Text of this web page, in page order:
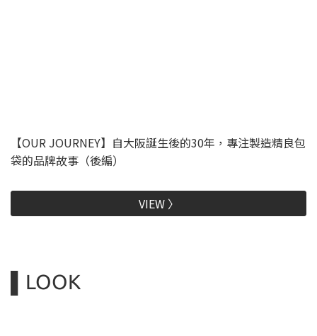
【OUR JOURNEY】自大阪誕生後的30年，專注製造精良包
袋的品牌故事（後編）
VIEW 〉
▌LOOK